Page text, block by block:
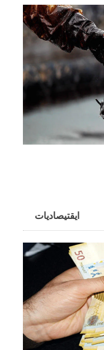
ایقتیصادیات